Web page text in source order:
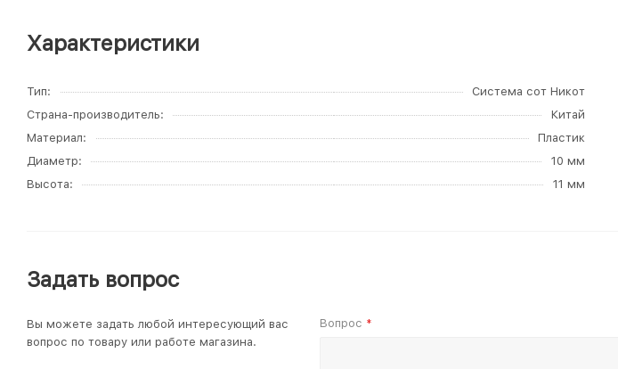
Характеристики
Тип
Система сот Никот
Страна-производитель
Китай
Материал
Пластик
Диаметр
10 мм
Высота
11 мм
Задать вопрос
Вы можете задать любой интересующий вас
вопрос по товару или работе магазина.
Вопрос *